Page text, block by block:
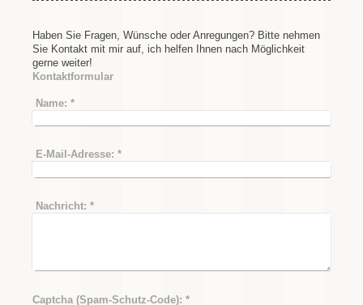
Haben Sie Fragen, Wünsche oder Anregungen? Bitte nehmen
Sie Kontakt mit mir auf, ich helfen Ihnen nach Möglichkeit
gerne weiter!
Kontaktformular
Name: *
E-Mail-Adresse: *
Nachricht: *
Captcha (Spam-Schutz-Code): *